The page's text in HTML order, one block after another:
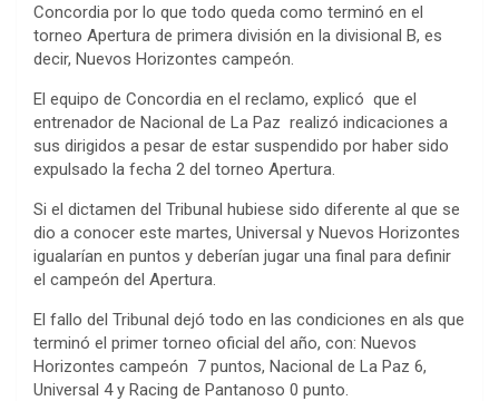
Concordia por lo que todo queda como terminó en el
torneo Apertura de primera división en la divisional B, es
decir, Nuevos Horizontes campeón.
El equipo de Concordia en el reclamo, explicó que el
entrenador de Nacional de La Paz realizó indicaciones a
sus dirigidos a pesar de estar suspendido por haber sido
expulsado la fecha 2 del torneo Apertura.
Si el dictamen del Tribunal hubiese sido diferente al que se
dio a conocer este martes, Universal y Nuevos Horizontes
igualarían en puntos y deberían jugar una final para definir
el campeón del Apertura.
El fallo del Tribunal dejó todo en las condiciones en als que
terminó el primer torneo oficial del año, con: Nuevos
Horizontes campeón 7 puntos, Nacional de La Paz 6,
Universal 4 y Racing de Pantanoso 0 punto.